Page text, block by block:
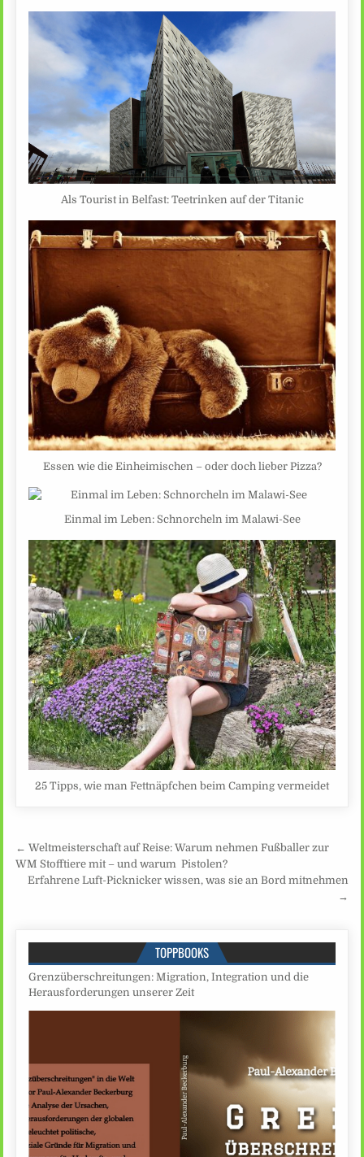
Als Tourist in Belfast: Teetrinken auf der Titanic
Essen wie die Einheimischen – oder doch lieber Pizza?
Einmal im Leben: Schnorcheln im Malawi-See
25 Tipps, wie man Fettnäpfchen beim Camping vermeidet
Beitragsnavigation
← Weltmeisterschaft auf Reise: Warum nehmen Fußballer zur
WM Stofftiere mit – und warum Pistolen?
Erfahrene Luft-Picknicker wissen, was sie an Bord mitnehmen
→
TOPPBOOKS
Grenzüberschreitungen: Migration, Integration und die
Herausforderungen unserer Zeit